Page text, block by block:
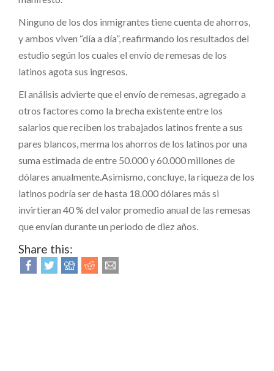
Ninguno de los dos inmigrantes tiene cuenta de ahorros,
y ambos viven “día a día”, reafirmando los resultados del
estudio según los cuales el envío de remesas de los
latinos agota sus ingresos.
El análisis advierte que el envío de remesas, agregado a
otros factores como la brecha existente entre los
salarios que reciben los trabajados latinos frente a sus
pares blancos, merma los ahorros de los latinos por una
suma estimada de entre 50.000 y 60.000 millones de
dólares anualmente.Asimismo, concluye, la riqueza de los
latinos podría ser de hasta 18.000 dólares más si
invirtieran 40 % del valor promedio anual de las remesas
que envían durante un periodo de diez años.
Share this: